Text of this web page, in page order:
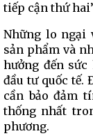
tiếp cận thứ
Những lo ngại
sản phẩm và
hưởng đến
đầu tư quốc tế.
cần bảo đảm
thống nhất
phương.